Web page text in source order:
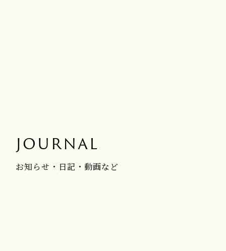
JOURNAL
お知らせ・日記・動画など